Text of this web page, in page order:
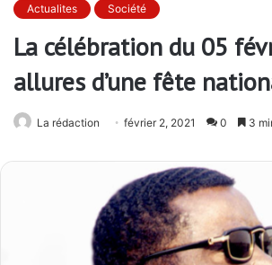
Actualites Société
La célébration du 05
allures d’une fête
La rédaction février 2, 2021 0 3